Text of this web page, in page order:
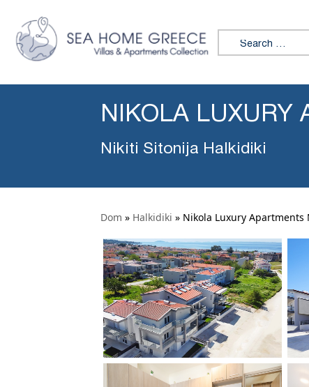
Search for:
NIKOLA LUXURY
Nikiti Sitonija Halkidiki
Dom » Halkidiki » Nikola Luxury Apartments